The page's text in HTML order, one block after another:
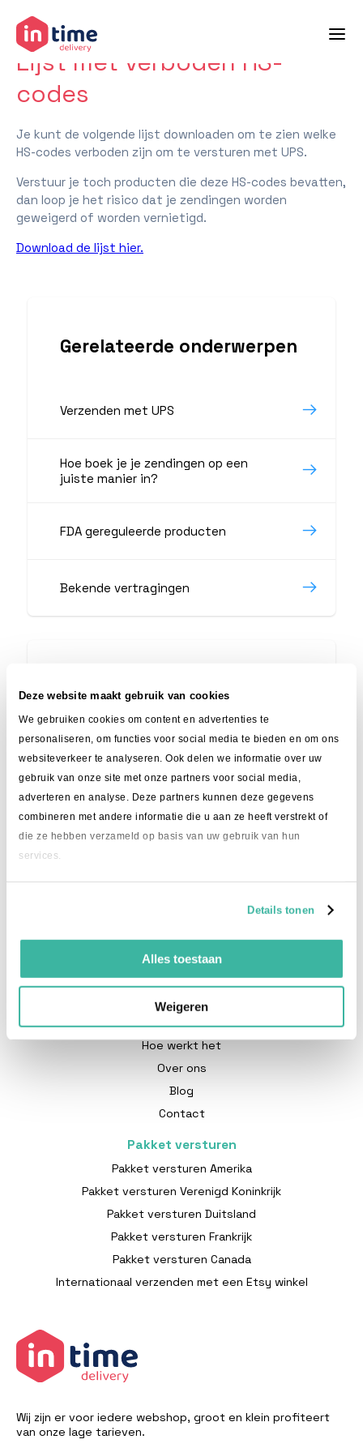
Deze website maakt gebruik van cookies
We gebruiken cookies om content en advertenties te
personaliseren, om functies voor social media te bieden en om ons
websiteverkeer te analyseren. Ook delen we informatie over uw
gebruik van onze site met onze partners voor social media,
adverteren en analyse. Deze partners kunnen deze gegevens
combineren met andere informatie die u aan ze heeft verstrekt of
die ze hebben verzameld op basis van uw gebruik van hun
services.
Details tonen
Alles toestaan
Weigeren
terug naar helpcenter
Lijst met verboden HS-
codes
Je kunt de volgende lijst downloaden om te zien welke
HS-codes verboden zijn om te versturen met UPS.
Verstuur je toch producten die deze HS-codes bevatten,
dan loop je het risico dat je zendingen worden
geweigerd of worden vernietigd.
Download de lijst hier.
Gerelateerde onderwerpen
Verzenden met UPS
Hoe boek je je zendingen op een
juiste manier in?
FDA gereguleerde producten
Bekende vertragingen
Wij helpen je graag verder:
085 - 070 3796
info@intime.delivery
Wij zijn er voor iedere webshop, groot en klein profiteert
van onze lage tarieven.
Intime Delivery
Hoe werkt het
Over ons
Blog
Contact
Pakket versturen
Pakket versturen Amerika
Pakket versturen Verenigd Koninkrijk
Pakket versturen Duitsland
Pakket versturen Frankrijk
Pakket versturen Canada
Internationaal verzenden met een Etsy winkel